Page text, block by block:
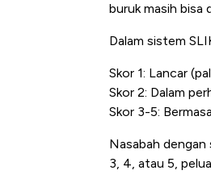
buruk masih bisa
Dalam sistem
Skor 1: Lancar
Skor 2: Dalam
Skor 3-5:
Nasabah dengan
3, 4, atau 5,